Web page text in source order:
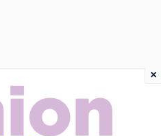
×